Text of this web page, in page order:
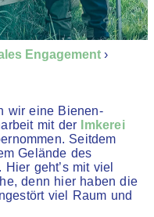
Engagement ›
wir eine Bienen-
mit der
Imkerei
Seitdem
Gelände des
geht’s mit viel
denn hier haben die
viel Raum und